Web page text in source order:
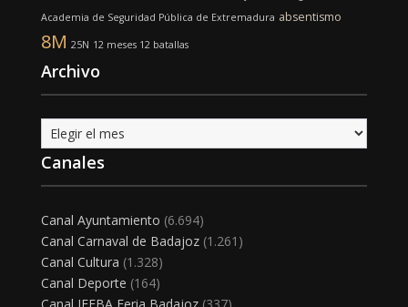
Academia de Seguridad Pública de Extremadura absentismo
8M 25N 12 meses 12 batallas
Archivo
Archivo
Canales
Canal Ayuntamiento (6.694)
Canal Carnaval de Badajoz(1.261)
Canal Cultura (1.328)
Canal Deporte (164)